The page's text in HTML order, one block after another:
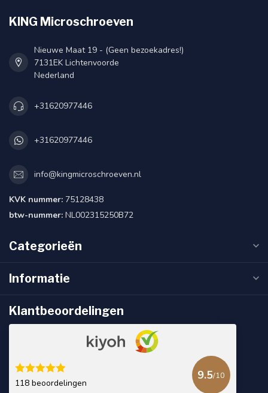
KING Microschroeven
Nieuwe Maat 19 - (Geen bezoekadres!)
7131EK Lichtenvoorde
Nederland
+31620977446
+31620977446
info@kingmicroschroeven.nl
KVK nummer: 75128438
btw-nummer: NL002315250B72
Categorieën
Informatie
Klantbeoordelingen
118 beoordelingen
9.5/10